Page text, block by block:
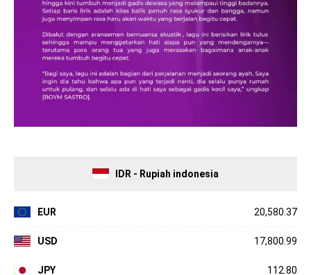
IDR - Rupiah indonesia
EUR 20,580.37
USD 17,800.99
JPY 112.80